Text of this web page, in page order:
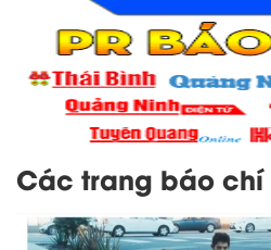
Các trang báo chí